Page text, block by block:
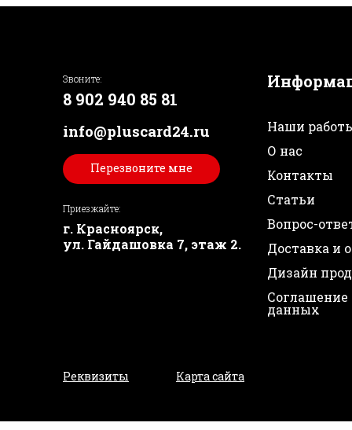
Звоните:
8 902 940 85 81
info@pluscard24.ru
Перезвоните мне
Приезжайте:
г. Красноярск,
ул. Гайдашовка 7, этаж 2.
Наши
О нас
Контакты
Статьи
Вопрос-
Доставка и
Дизайн
Соглашение
данных
Реквизиты Карта сайта